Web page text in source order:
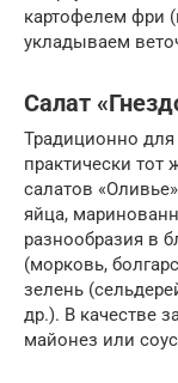
картофелем фри
укладываем
Салат
Традиционно
практически тот
салатов
яйца,
разнообразия в
(морковь,
зелень
др.). В качестве
майонез или